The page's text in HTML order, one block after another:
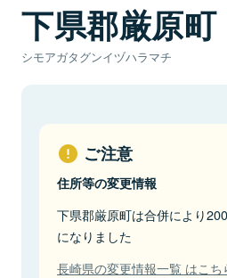
下県郡厳原町
シモアガタグンイヅハラマチ
ご注意
住所等の変更情報
下県郡厳原町は合併により
になりました
長崎県の変更情報一覧 はこち